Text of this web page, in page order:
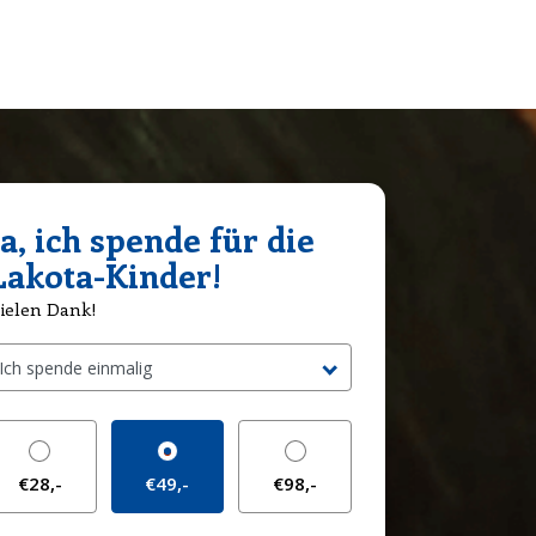
ich spende für die
Kinder!
Dank!
€28,- €49,- €98,-